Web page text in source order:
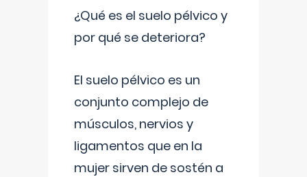
¿Qué es el suelo pélvico y
por qué se deteriora?
El suelo pélvico es un
conjunto complejo de
músculos, nervios y
ligamentos que en la
mujer sirven de sostén a